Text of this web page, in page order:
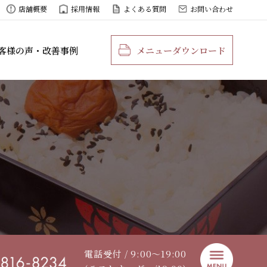
店舗概要 採用情報 よくある質問 お問い合わせ
様の声・改善事例 メニューダウンロード
電話受付 / 9:00〜19:00